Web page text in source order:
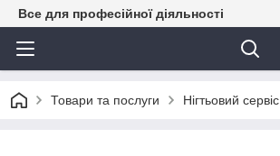
Все для професійної діяльності
Товари та послуги Нігтьовий сервіс